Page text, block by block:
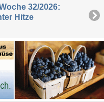
32/2026:
Hitze